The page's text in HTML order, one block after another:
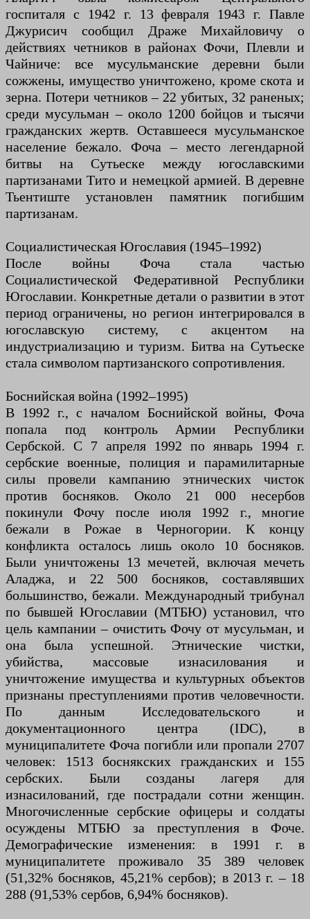
госпиталя с 1942 г. 13 февраля 1943 г. Павле
Джурисич сообщил Драже Михайловичу о
действиях четников в районах Фочи, Плевли и
Чайниче: все мусульманские деревни были
сожжены, имущество уничтожено, кроме скота и
зерна. Потери четников – 22 убитых, 32 раненых;
среди мусульман – около 1200 бойцов и тысячи
гражданских жертв. Оставшееся мусульманское
население бежало. Фоча – место легендарной
битвы на Сутьеске между югославскими
партизанами Тито и немецкой армией. В деревне
Тьентиште установлен памятник погибшим
партизанам.
Социалистическая Югославия (1945–1992)
После войны Фоча стала частью
Социалистической Федеративной Республики
Югославии. Конкретные детали о развитии в этот
период ограничены, но регион интегрировался в
югославскую систему, с акцентом на
индустриализацию и туризм. Битва на Сутьеске
стала символом партизанского сопротивления.
Боснийская война (1992–1995)
В 1992 г., с началом Боснийской войны, Фоча
попала под контроль Армии Республики
Сербской. С 7 апреля 1992 по январь 1994 г.
сербские военные, полиция и парамилитарные
силы провели кампанию этнических чисток
против босняков. Около 21 000 несербов
покинули Фочу после июля 1992 г., многие
бежали в Рожае в Черногории. К концу
конфликта осталось лишь около 10 босняков.
Были уничтожены 13 мечетей, включая мечеть
Аладжа, и 22 500 босняков, составлявших
большинство, бежали. Международный трибунал
по бывшей Югославии (МТБЮ) установил, что
цель кампании – очистить Фочу от мусульман, и
она была успешной. Этнические чистки,
убийства, массовые изнасилования и
уничтожение имущества и культурных объектов
признаны преступлениями против человечности.
По данным Исследовательского и
документационного центра (IDC), в
муниципалитете Фоча погибли или пропали 2707
человек: 1513 боснякских гражданских и 155
сербских. Были созданы лагеря для
изнасилований, где пострадали сотни женщин.
Многочисленные сербские офицеры и солдаты
осуждены МТБЮ за преступления в Фоче.
Демографические изменения: в 1991 г. в
муниципалитете проживало 35 389 человек
(51,32% босняков, 45,21% сербов); в 2013 г. – 18
288 (91,53% сербов, 6,94% босняков).